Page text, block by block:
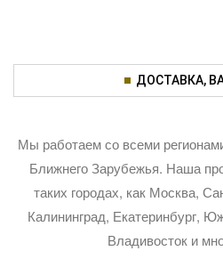
ДОСТАВКА,
Мы работаем со всеми
Ближнего Зарубежья. Наша
таких городах, как Москва,
Калининград, Екатеринбург,
Владивосток и